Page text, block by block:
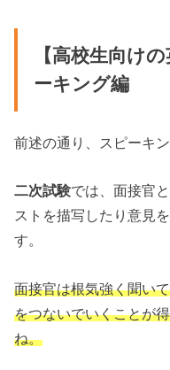
【高校生向け
ーキング編
前述の通り、スピーキ
二次試験では、面接官
ストを描写したり意見
す。
面接官は根気強く聞い
をつないでいくことが
ね。